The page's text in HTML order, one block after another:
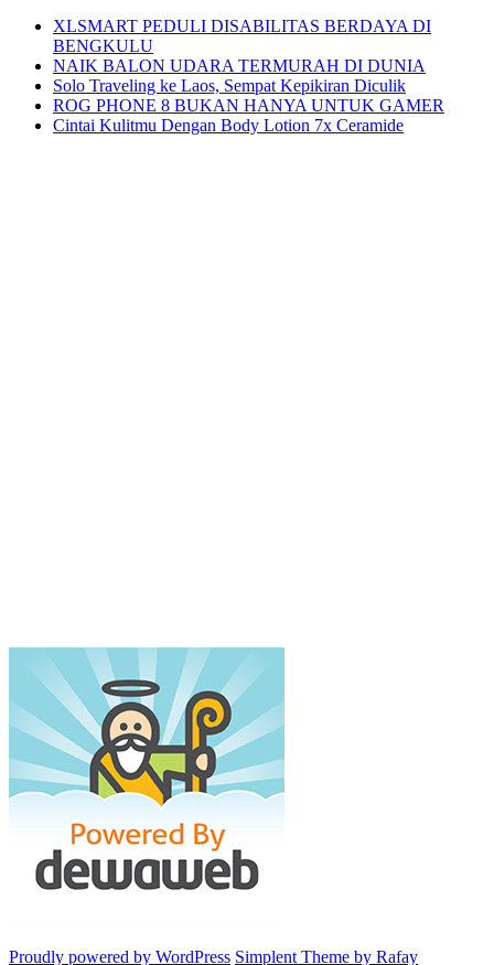
XLSMART PEDULI DISABILITAS BERDAYA DI
BENGKULU
NAIK BALON UDARA TERMURAH DI DUNIA
Solo Traveling ke Laos, Sempat Kepikiran Diculik
ROG PHONE 8 BUKAN HANYA UNTUK GAMER
Cintai Kulitmu Dengan Body Lotion 7x Ceramide
Proudly powered by WordPress Simplent Theme by Rafay